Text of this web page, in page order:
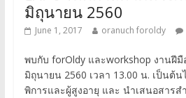
มิถุนายน 2560
June 1, 2017 oranuch foroldy
พบกับ forOldy และworkshop งานฝีมื
มิถุนายน 2560 เวลา 13.00 น. เป็น
พิการและผู้สูงอายุ และ นำเสนอสารส